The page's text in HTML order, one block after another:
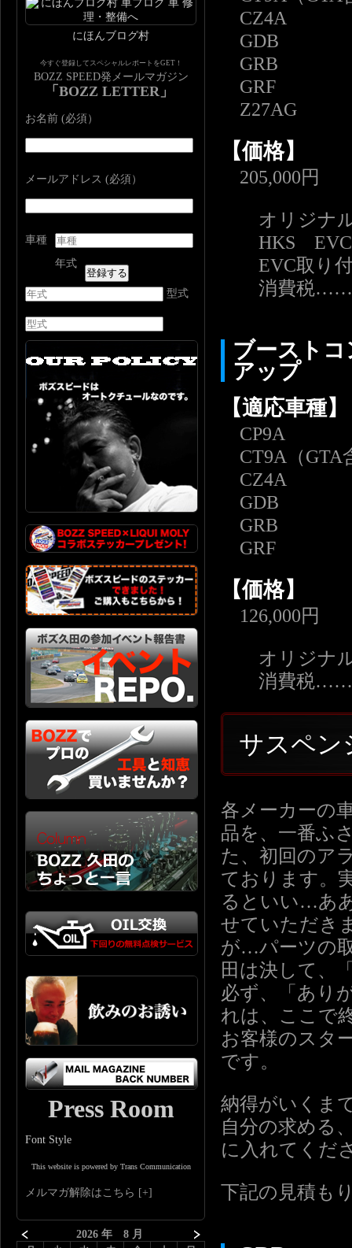
CZ4A
GDB
GRB
GRF
Z27AG
【価格】
205,000円
オリジナル
HKS EVC
EVC取り付
消費税
ブースト
アップ
【適応車種】
CP9A
CT9A（GTA
CZ4A
GDB
GRB
GRF
【価格】
126,000円
オリジナル
消費税
サスペン
各メーカーの
品を、一番ふ
た、初回のア
ております。
るといい…あ
せていただき
が…パーツの
田は決して、
必ず、「あり
れは、ここで
お客様のスタ
です。
納得がいくま
自分の求める
に入れてくだ
下記の見積も
にほんブログ村
今すぐ登録してスペシャルレポートをGET！
BOZZ SPEED発メールマガジン
「BOZZ LETTER」
お名前 (必須）
メールアドレス (必須）
車種
年式
型式
Press Room
Font Style
This website is powered by Trans Communication
メルマガ解除はこちら
2026 年 8 月